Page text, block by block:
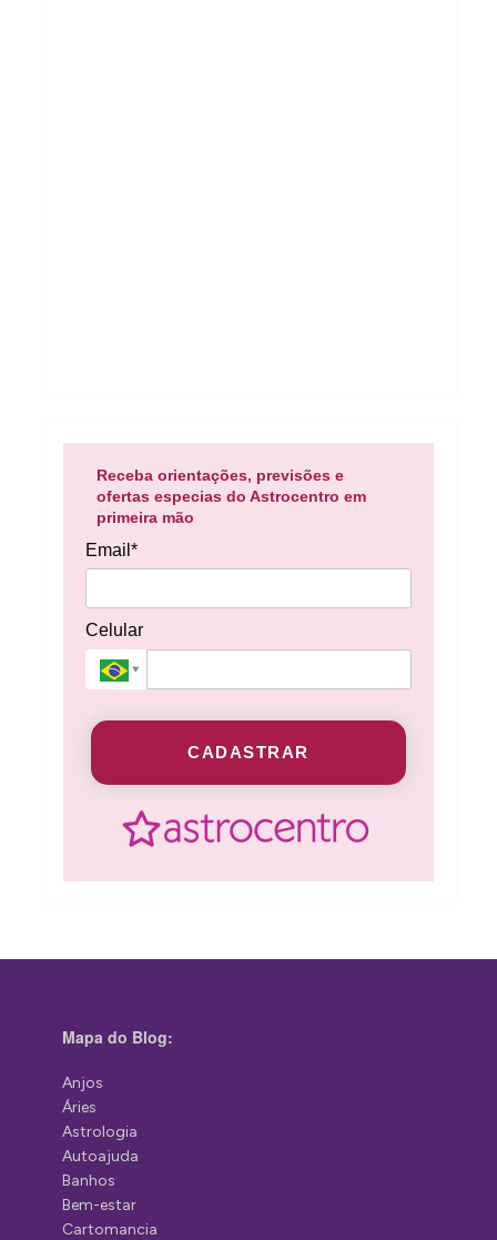
Receba orientações, previsões e
ofertas especias do Astrocentro em
primeira mão
Email*
Celular
CADASTRAR
Mapa do Blog:
Anjos
Áries
Astrologia
Autoajuda
Banhos
Bem-estar
Cartomancia